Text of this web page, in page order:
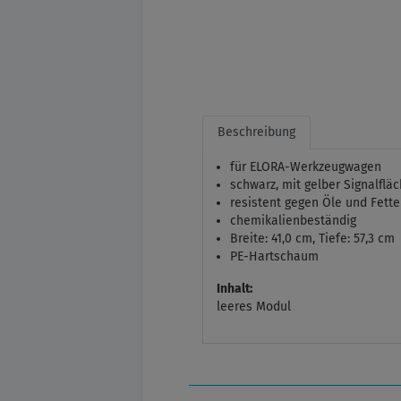
Beschreibung
für ELORA-Werkzeugwagen
schwarz, mit gelber
resistent gegen Öle und Fette
chemikalienbeständig
Breite: 41,0 cm, Tiefe: 57,3 cm
PE-Hartschaum
Inhalt:
leeres Modul